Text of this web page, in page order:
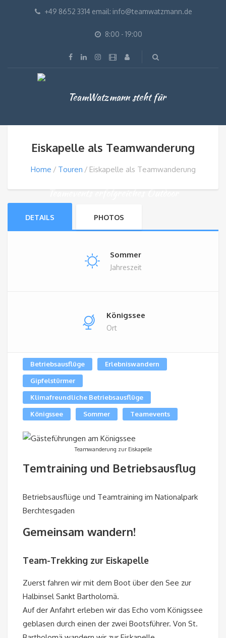
+49 8652 3314 email: info@teamwatzmann.de
8:00 - 19:00
Eiskapelle als Teamwanderung
Home Touren Eiskapelle als Teamwanderung
DETAILS PHOTOS
Sommer
Jahreszeit
Königssee
Ort
Betriebsausflüge Erlebniswandern
Gipfelstürmer
Klimafreundliche Betriebsausflüge
Königssee Sommer Teamevents
Teamwanderung zur Eiskapelle
Temtraining und Betriebsausflug
Betriebsausflüge und Teamtraining im Nationalpark
Berchtesgaden
Gemeinsam wandern!
Team-Trekking zur Eiskapelle
Zuerst fahren wir mit dem Boot über den See zur
Halbinsel Sankt Bartholomä.
Auf der Anfahrt erleben wir das Echo vom Königssee
geblasen durch einen der zwei Bootsführer. Von St.